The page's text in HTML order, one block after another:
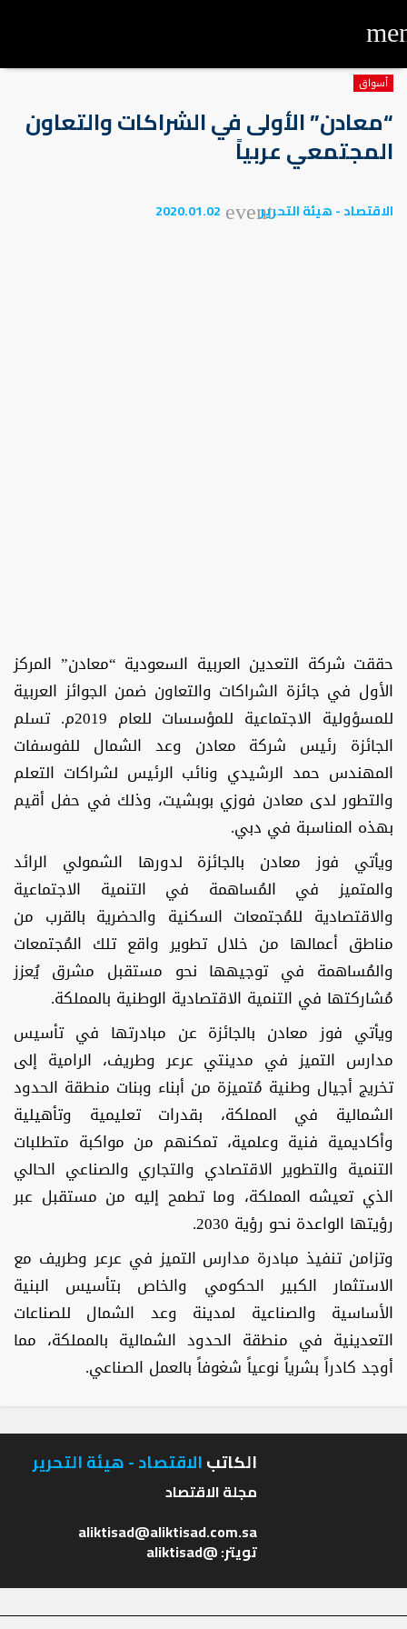
أسواق
“معادن” الأولى في الشراكات والتعاون
المجتمعي عربياً
الاقتصاد - هيئة التحريرevent
2020.01.02
حققت شركة التعدين العربية السعودية “معادن” المركز
الأول في جائزة الشراكات والتعاون ضمن الجوائز العربية
للمسؤولية الاجتماعية للمؤسسات للعام 2019م. تسلم
الجائزة رئيس شركة معادن وعد الشمال للفوسفات
المهندس حمد الرشيدي ونائب الرئيس لشراكات التعلم
والتطور لدى معادن فوزي بوبشيت، وذلك في حفل أقيم
بهذه المناسبة في دبي.
ويأتي فوز معادن بالجائزة لدورها الشمولي الرائد
والمتميز في المُساهمة في التنمية الاجتماعية
والاقتصادية للمُجتمعات السكنية والحضرية بالقرب من
مناطق أعمالها من خلال تطوير واقع تلك المُجتمعات
والمُساهمة في توجيهها نحو مستقبل مشرق يُعزز
مُشاركتها في التنمية الاقتصادية الوطنية بالمملكة.
ويأتي فوز معادن بالجائزة عن مبادرتها في تأسيس
مدارس التميز في مدينتي عرعر وطريف، الرامية إلى
تخريج أجيال وطنية مُتميزة من أبناء وبنات منطقة الحدود
الشمالية في المملكة، بقدرات تعليمية وتأهيلية
وأكاديمية فنية وعلمية، تمكنهم من مواكبة متطلبات
التنمية والتطوير الاقتصادي والتجاري والصناعي الحالي
الذي تعيشه المملكة، وما تطمح إليه من مستقبل عبر
رؤيتها الواعدة نحو رؤية 2030.
وتزامن تنفيذ مبادرة مدارس التميز في عرعر وطريف مع
الاستثمار الكبير الحكومي والخاص بتأسيس البنية
الأساسية والصناعية لمدينة وعد الشمال للصناعات
التعدينية في منطقة الحدود الشمالية بالمملكة، مما
أوجد كادراً بشرياً نوعياً شغوفاً بالعمل الصناعي.
الكاتبالاقتصاد - هيئة التحرير
تويتر: @aliktisad